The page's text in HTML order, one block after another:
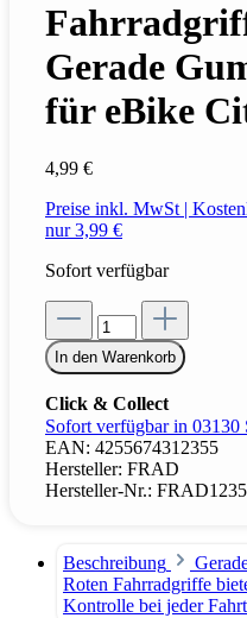
Gerade
für eBike
4,99 €
Preise inkl. MwSt |
nur 3,99 €
Sofort verfügbar
In den Warenkorb
Click & Collect
Sofort verfügbar in 03130
EAN: 4255674312355
Hersteller: FRAD
Hersteller-Nr.: FRAD1235
Beschreibung
Roten Fahrradgriffe
Kontrolle bei jeder